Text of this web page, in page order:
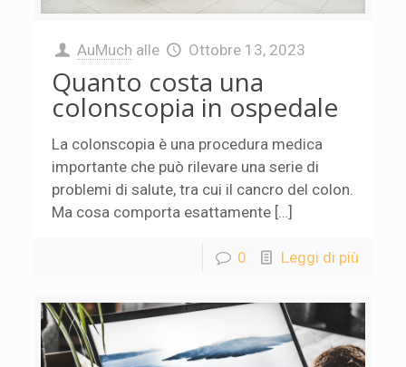
AuMuch alle Ottobre 13, 2023
Quanto costa una
colonscopia in ospedale
La colonscopia è una procedura medica
importante che può rilevare una serie di
problemi di salute, tra cui il cancro del colon.
Ma cosa comporta esattamente […]
0 Leggi di più